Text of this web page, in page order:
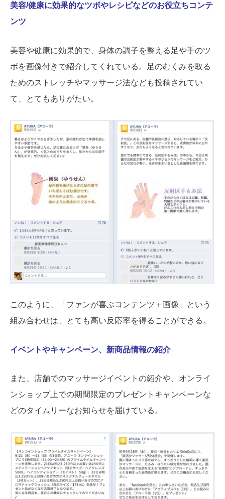
美容/健康に効果的なツボやレシピなどのお役立ちコンテ
ンツ
美容や健康に効果的で、身体の調子を整える足や手のツ
ボを画像付きで紹介してくれている。足のむくみを取る
ためのストレッチやマッサージ法なども投稿されてい
て、とてもありがたい。
このように、「ファンが喜ぶコンテンツ＋画像」という
組み合わせは、とても高い反応率を得ることができる。
イベントやキャンペーン、新商品情報の紹介
また、店舗でのマッサージイベントの紹介や、オンライ
ンショップ上での期間限定のプレゼントキャンペーンな
どのタイムリーなお知らせを届けている。